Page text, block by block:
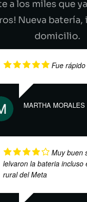
a los miles que
Nueva batería,
domicilio.
Fue
MARTHA MORALES
Muy buen
lelvaron la bateria incluso
rural del Meta